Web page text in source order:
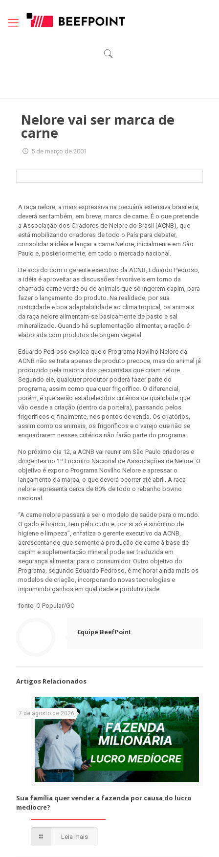
Nelore vai ser marca de
carne
5 de março de 2001
A raça nelore, a mais expressiva na pecuária extensiva brasileira,
deverá ser também, em breve, marca de carne. É o que pretende
a Associação dos Criadores de Nelore do Brasil (ACNB), que
está mobilizando criadores de todo o País para debater,
consolidar a idéia e lançar a carne Nelore, inicialmente em São
Paulo e, posteriormente, em todo o mercado nacional.
De acordo com o gerente executivo da ACNB, Eduardo Pedroso,
a idéia é aproveitar as discussões favoráveis em torno da
chamada carne verde ou de animais que só ingerem capim, para
fazer o lançamento do produto. Na realidade, por sua
rusticidade e boa adaptabilidade ao clima tropical, os animais
da raça nelore alimentam-se basicamente de pasto e sal
mineralizado. Quando há suplementação alimentar, a ração é
elaborada com produtos de origem vegetal.
Eduardo Pedroso explica que o Programa Novilho Nelore da
ACNB não se trata apenas de produto precoce, mas do animal já
produzido pela maioria dos pecuaristas que criam nelore.
Segundo ele, qualquer produtor poderá fazer parte do
programa, assim como qualquer frigorífico. O diferencial,
porém, é que serão estabelecidos critérios de qualidade que
vão desde a criação (dentro da porteira), passando pelos
frigoríficos e, finalmente, nos pontos de venda. Os criatórios,
assim como os animais, os frigoríficos e o varejo que não se
enquadrarem nesses critérios não farão parte do programa.
No próximo dia 12, a ACNB vai reunir em São Paulo criadores e
dirigentes no 1º Encontro Nacional de Associações de Nelore. O
objetivo é expor o Programa Novilho Nelore e apressar o
lançamento da marca, o que deverá ocorrer até abril. A raça
nelore representa cerca de 80% de todo o rebanho bovino
nacional.
“A carne nelore passará a ser o modelo de saúde para o mundo.
O gado é branco, tem pêlo curto e, por si só é sinônimo de
higiene e limpeza”, enfatiza o gerente executivo da ACNB,
acrescentando que somente a produção de carne à base de
capim e suplementação mineral pode ser traduzida em
segurança alimentar para o consumidor. Outro objetivo do
Programa, segundo Eduardo Pedroso, é melhorar ainda mais os
modelos de criação, incorporando novas tecnologias e
imprimindo ganhos em qualidade e produtividade.
fonte: O Popular/GO
Equipe BeefPoint
Artigos Relacionados
7 de agosto de 2026
Sua família quer vender a fazenda por causa do lucro
medíocre?
Leia mais